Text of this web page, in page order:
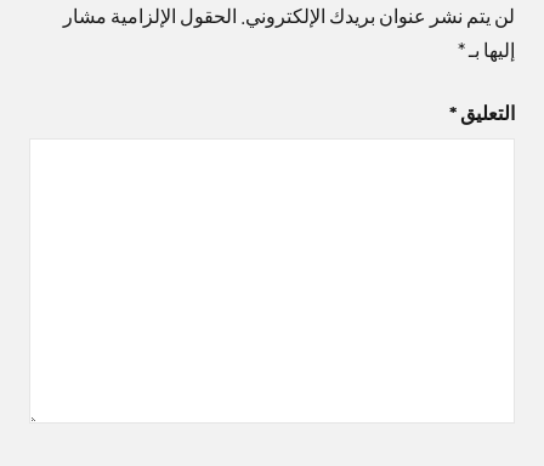
لن يتم نشر عنوان بريدك الإلكتروني. الحقول الإلزامية مشار
إليها بـ*
التعليق *